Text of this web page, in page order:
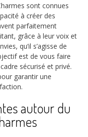
sont connues
à créer des
parfaitement
grâce à leur voix et
qu’il s’agisse de
est de vous faire
sécurisé et privé.
garantir une
autour du